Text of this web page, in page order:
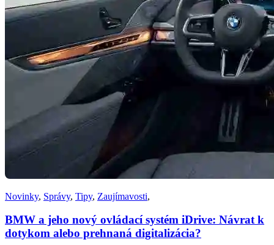
Novinky, Správy, Tipy, Zaujímavosti,
BMW a jeho nový ovládací systém iDrive: Návrat k
dotykom alebo prehnaná digitalizácia?